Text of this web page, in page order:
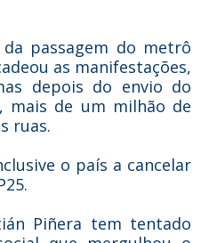
passagem do metrô
as manifestações,
depois do envio do
mais de um milhão de
ruas.
o país a cancelar
Piñera tem tentado